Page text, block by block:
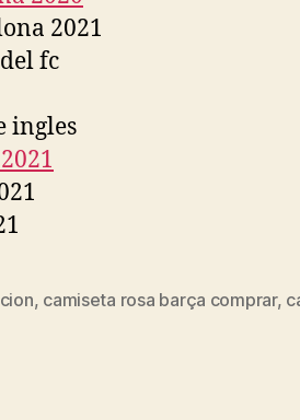
, camiseta rosa barça comprar,